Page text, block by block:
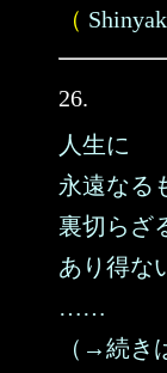
（
26.
人生に
永遠なる
裏切らざ
あり得な
……
（→続き